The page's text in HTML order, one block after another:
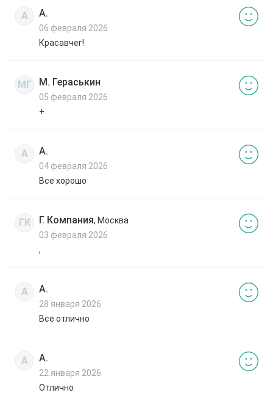
А А.
06 февраля 2026
Красавчег!
МГ М. Гераськин
05 февраля 2026
+
А А.
04 февраля 2026
Все хорошо
ГК Г. Компания, Москва
03 февраля 2026
,
А А.
28 января 2026
Все отлично
А А.
22 января 2026
Отлично